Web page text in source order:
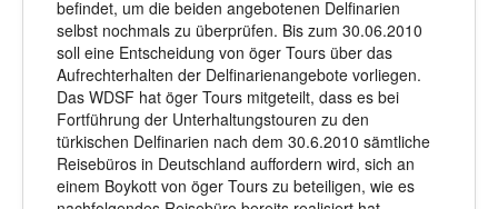
befindet, um die beiden angebotenen Delfinarien
selbst nochmals zu überprüfen. Bis zum 30.06.2010
soll eine Entscheidung von öger Tours über das
Aufrechterhalten der Delfinarienangebote vorliegen.
Das WDSF hat öger Tours mitgeteilt, dass es bei
Fortführung der Unterhaltungstouren zu den
türkischen Delfinarien nach dem 30.6.2010 sämtliche
Reisebüros in Deutschland auffordern wird, sich an
einem Boykott von öger Tours zu beteiligen, wie es